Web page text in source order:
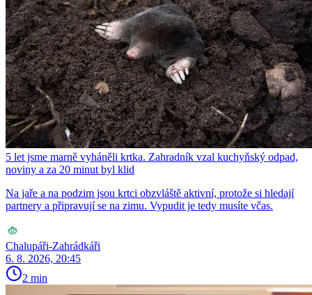
5 let jsme marně vyháněli krtka. Zahradník vzal kuchyňský odpad,
noviny a za 20 minut byl klid
Na jaře a na podzim jsou krtci obzvláště aktivní, protože si hledají
partnery a připravují se na zimu. Vypudit je tedy musíte včas.
Chalupáři-Zahrádkáři
6. 8. 2026, 20:45
2 min